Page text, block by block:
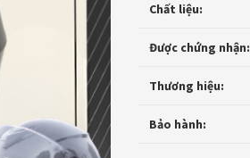
Chất liệu:
Được chứng nhận:
Thương hiệu:
Bảo hành: